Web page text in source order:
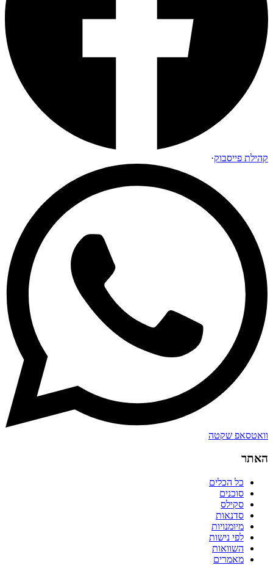
קהילת פייסבוק·
וואטסאפ שקטה
האתר
כל הכלים
סוכנים
סקילס
סדנאות
מיומנויות
לפי נישות
השוואות
מאמרים